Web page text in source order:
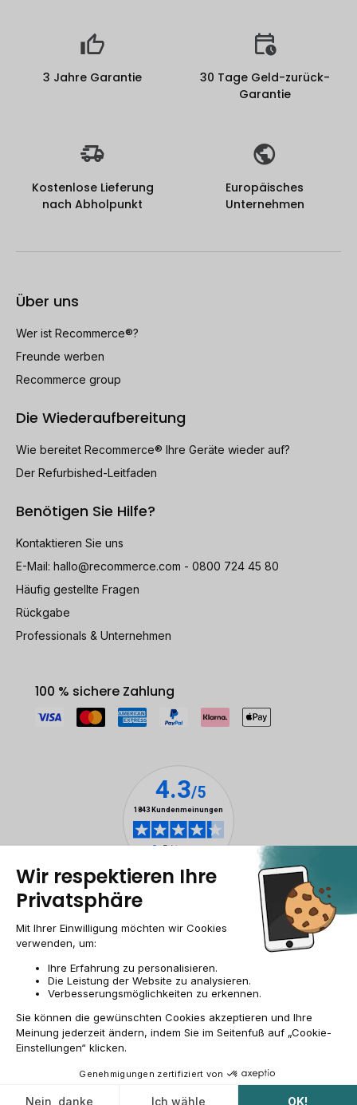
3 Jahre Garantie
30 Tage Geld-zurück-
Garantie
Kostenlose Lieferung
nach Abholpunkt
Europäisches
Unternehmen
Über uns
Wer ist Recommerce®?
Freunde werben
Recommerce group
Die Wiederaufbereitung
Wie bereitet Recommerce® Ihre Geräte wieder auf?
Der Refurbished-Leitfaden
Benötigen Sie Hilfe?
Kontaktieren Sie uns
E-Mail: hallo@recommerce.com - 0800 724 45 80
Häufig gestellte Fragen
Rückgabe
Professionals & Unternehmen
100 % sichere Zahlung
Impressum & ANB Allgemeine GeschäftsbedingungenCookies
Personenbezogener datenBarrierefreiheit
© 2009-2026 RECOMMERCE - Alle Rechte vorbehalten.